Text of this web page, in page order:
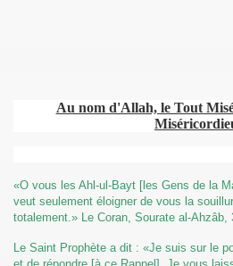
Au nom d'Allah, le Tout
«O vous les Ahl-ul-Bayt [les Gens de la
veut seulement éloigner de vous la
totalement.» Le Coran, Sourate al-Ahzâb,
Le Saint Prophète a dit : «Je suis sur le